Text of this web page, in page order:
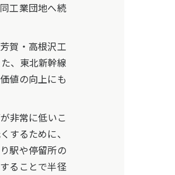
工業団地へ続
賀・高根沢工
、東北新幹線
値の向上にも
非常に低いこ
するために、
駅や停留所の
ることで半径